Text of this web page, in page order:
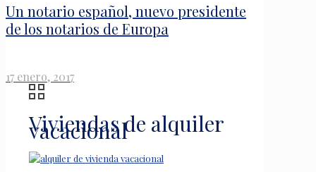
Un notario español, nuevo presidente
de los notarios de Europa
17 enero, 2017
Viviendas de alquiler
vacacional